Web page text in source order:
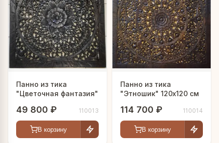
Панно из тика
"Цветочная фантазия"
49 800 ₽ 110013
В корзину
Панно из тика
"Этношик" 120х120 см
114 700 ₽ 110014
В корзину